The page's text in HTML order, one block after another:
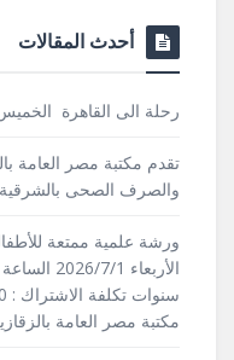
أحدث المقالات
رحلة الى القاهرة الخميس
تقدم مكتبة مصر العامة
والصرف الصحى بالشرقية
ورشة علمية ممتعة
مكتبة مصر العامة